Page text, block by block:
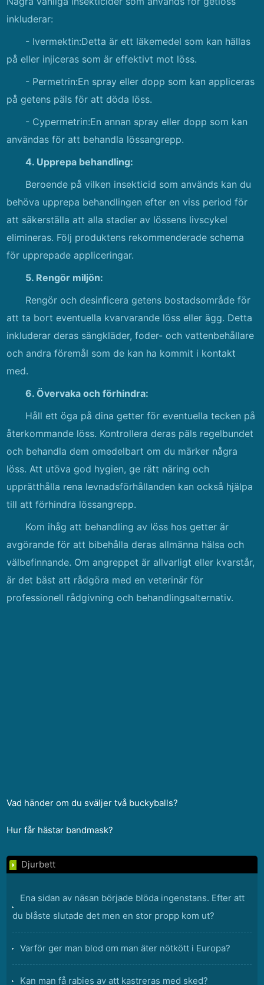
inkluderar:
- Ivermektin:Detta är ett läkemedel som kan hällas
på eller injiceras som är effektivt mot löss.
- Permetrin:En spray eller dopp som kan appliceras
på getens päls för att döda löss.
- Cypermetrin:En annan spray eller dopp som kan
användas för att behandla lössangrepp.
4. Upprepa behandling:
Beroende på vilken insekticid som används kan du
behöva upprepa behandlingen efter en viss period för
att säkerställa att alla stadier av lössens livscykel
elimineras. Följ produktens rekommenderade schema
för upprepade appliceringar.
5. Rengör miljön:
Rengör och desinficera getens bostadsområde för
att ta bort eventuella kvarvarande löss eller ägg. Detta
inkluderar deras sängkläder, foder- och vattenbehållare
och andra föremål som de kan ha kommit i kontakt
med.
6. Övervaka och förhindra:
Håll ett öga på dina getter för eventuella tecken på
återkommande löss. Kontrollera deras päls regelbundet
och behandla dem omedelbart om du märker några
löss. Att utöva god hygien, ge rätt näring och
upprätthålla rena levnadsförhållanden kan också hjälpa
till att förhindra lössangrepp.
Kom ihåg att behandling av löss hos getter är
avgörande för att bibehålla deras allmänna hälsa och
välbefinnande. Om angreppet är allvarligt eller kvarstår,
är det bäst att rådgöra med en veterinär för
professionell rådgivning och behandlingsalternativ.
Vad händer om du sväljer två buckyballs?
Hur får hästar bandmask?
Djurbett
Ena sidan av näsan började blöda ingenstans. Efter att
du blåste slutade det men en stor propp kom ut?
Varför ger man blod om man äter nötkött i Europa?
Kan man få rabies av att kastreras med sked?